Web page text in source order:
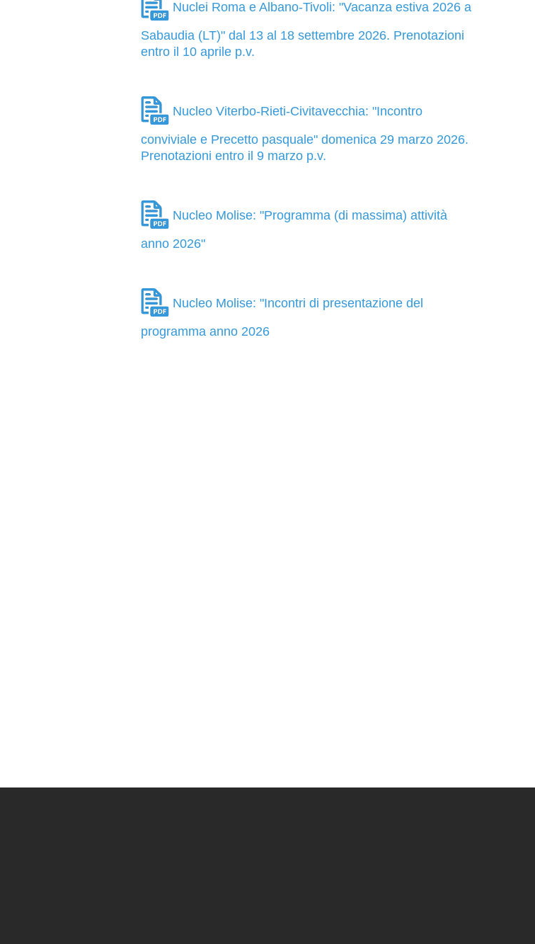
Nuclei Roma e Albano-Tivoli: "Vacanza estiva 2026 a
Sabaudia (LT)" dal 13 al 18 settembre 2026. Prenotazioni
entro il 10 aprile p.v.
Nucleo Viterbo-Rieti-Civitavecchia: "Incontro
conviviale e Precetto pasquale" domenica 29 marzo 2026.
Prenotazioni entro il 9 marzo p.v.
Nucleo Molise: "Programma (di massima) attività
anno 2026"
Nucleo Molise: "Incontri di presentazione del
programma anno 2026